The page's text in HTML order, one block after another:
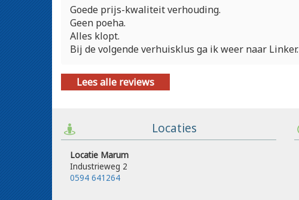
Goede prijs-kwaliteit verhouding.
Geen poeha.
Alles klopt.
Bij de volgende verhuisklus ga ik weer naar Linker.
Lees alle reviews
Locaties
Locatie Marum
Industrieweg 2
0594 641264